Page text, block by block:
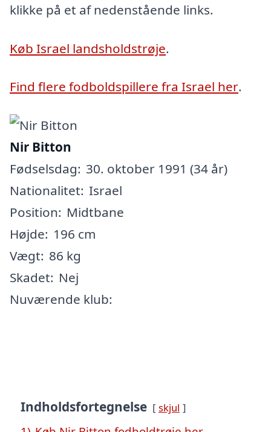
klikke på et af nedenstående links.
Køb Israel landsholdstrøje.
Find flere fodboldspillere fra Israel her.
Nir Bitton
Fødselsdag: 30. oktober 1991 (34 år)
Nationalitet: Israel
Position: Midtbane
Højde: 196 cm
Vægt: 86 kg
Skadet: Nej
Nuværende klub:
Indholdsfortegnelse skjul